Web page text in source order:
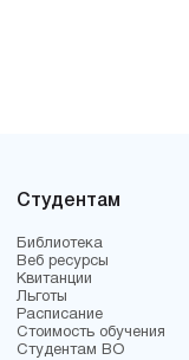
Студентам
Библиотека
Веб ресурсы
Квитанции
Льготы
Расписание
Стоимость обучения
Студентам ВО